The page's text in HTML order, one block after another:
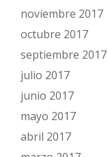
noviembre 2017
octubre 2017
septiembre 2017
julio 2017
junio 2017
mayo 2017
abril 2017